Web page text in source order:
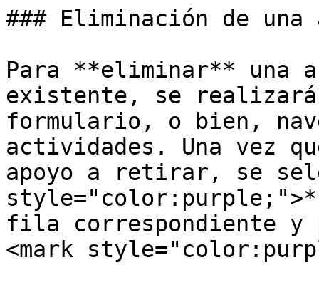
### Eliminación de
Para **eliminar** una
existente, se realizará
formulario, o bien,
actividades. Una vez
apoyo a retirar, se
fila correspondiente y
<mark